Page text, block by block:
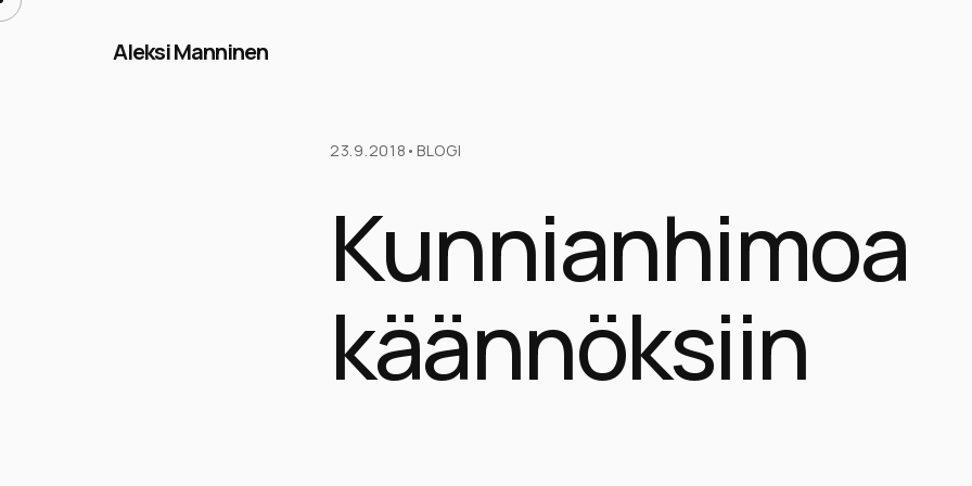
Aleksi Manninen
23.9.2018 • BLOGI
Kunnianhimoa
käännöksiin